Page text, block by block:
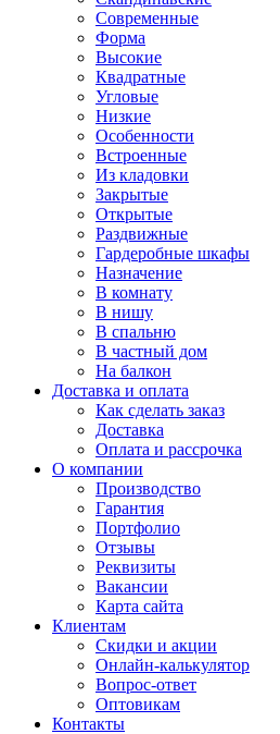
Современные
Форма
Высокие
Квадратные
Угловые
Низкие
Особенности
Встроенные
Из кладовки
Закрытые
Открытые
Раздвижные
Гардеробные шкафы
Назначение
В комнату
В нишу
В спальню
В частный дом
На балкон
Доставка и оплата
Как сделать заказ
Доставка
Оплата и рассрочка
О компании
Производство
Гарантия
Портфолио
Отзывы
Реквизиты
Вакансии
Карта сайта
Клиентам
Скидки и акции
Онлайн-калькулятор
Вопрос-ответ
Оптовикам
Контакты